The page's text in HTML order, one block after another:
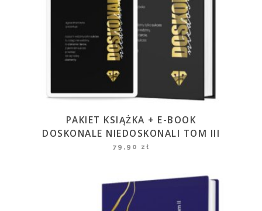
PAKIET KSIĄŻKA + E-BOOK
DOSKONALE NIEDOSKONALI TOM III
79,90 zł